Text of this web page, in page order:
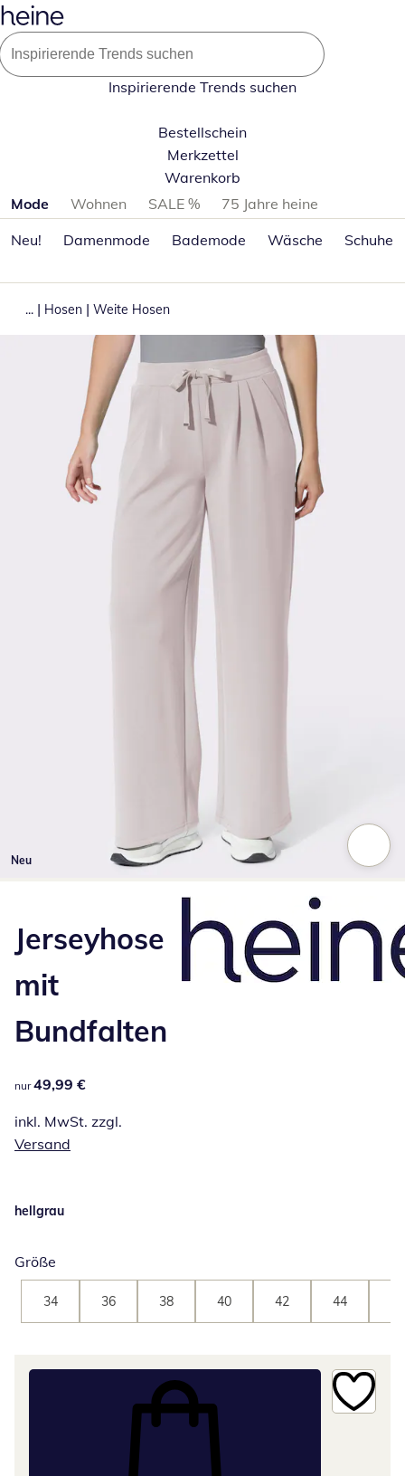
Inspirierende Trends suchen
Bestellschein
Merkzettel
Warenkorb
Produktkategorien überspringen
Mode Wohnen SALE %
75 Jahre heine
Neu!
Damenmode Bademode Wäsche Schuhe
... | Hosen | Weite Hosen
Neu
Jerseyhose
mit
Bundfalten
49,99 €
nur 49,99 €
inkl. MwSt. zzgl.
Versand
hellgrau
Größe
34 36 38 40 42 44